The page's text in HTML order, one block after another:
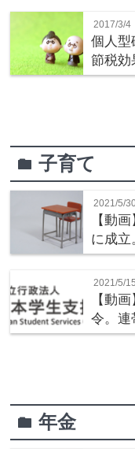
2017/3/4
個人型
節税効
folder子育て
2021/5/
【動
に成立
2021/5/15
【動
令。連
folder年金